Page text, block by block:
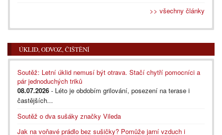
>> všechny články
ÚKLID, ODVOZ, ČIŠTĚNÍ
Soutěž: Letní úklid nemusí být otrava. Stačí chytří pomocníci a
pár jednoduchých triků
08.07.2026 - Léto je obdobím grilování, posezení na terase i
častějších...
Soutěž o dva sušáky značky Vileda
Jak na voňavé prádlo bez sušičky? Pomůže jarní vzduch i